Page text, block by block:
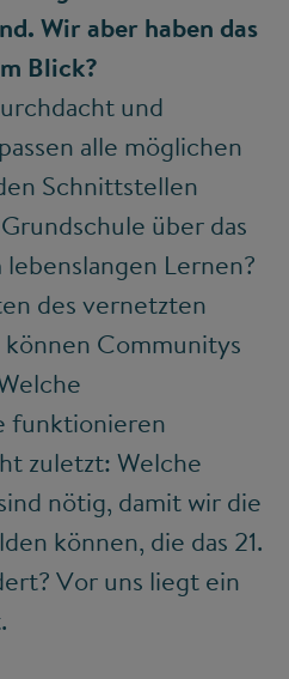
Wir aber haben das
Blick?
und
alle möglichen
Schnittstellen
über das
Lernen?
des vernetzten
Communitys
funktionieren
zuletzt: Welche
nötig, damit wir die
können, die das 21.
Vor uns liegt ein